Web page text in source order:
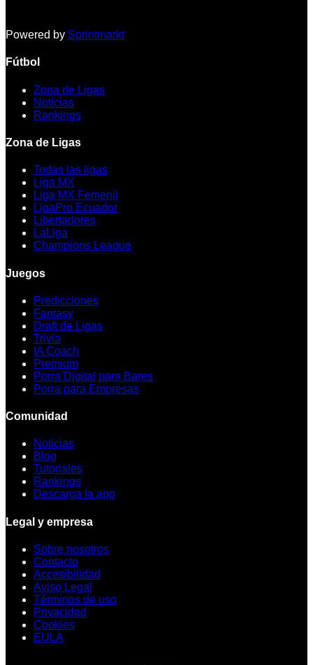
Powered by Sprintmarkt
Fútbol
Zona de Ligas
Noticias
Rankings
Zona de Ligas
Todas las ligas
Liga MX
Liga MX Femenil
LigaPro Ecuador
Libertadores
LaLiga
Champions League
Juegos
Predicciones
Fantasy
Draft de Ligas
Trivia
IA Coach
Premium
Porra Digital para Bares
Porra para Empresas
Comunidad
Noticias
Blog
Tutoriales
Rankings
Descarga la app
Legal y empresa
Sobre nosotros
Contacto
Accesibilidad
Aviso Legal
Términos de uso
Privacidad
Cookies
EULA